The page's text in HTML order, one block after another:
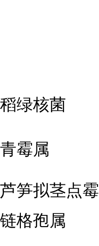
稻绿核菌
青霉属
芦笋拟茎点霉
链格孢属